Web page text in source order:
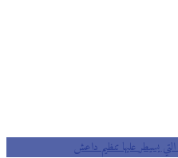
يسيطر عليها تنظيم داعش